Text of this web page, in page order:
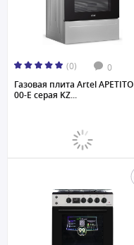
(0) 0
Газовая плита Artel APETITO
00-E серая KZ...